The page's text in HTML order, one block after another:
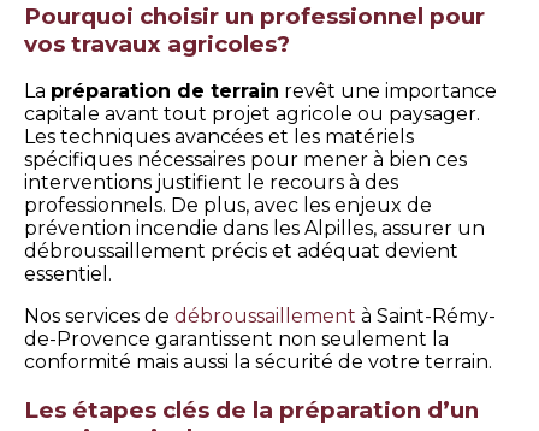
Pourquoi choisir un professionnel pour
vos travaux agricoles?
La préparation de terrain revêt une importance
capitale avant tout projet agricole ou paysager.
Les techniques avancées et les matériels
spécifiques nécessaires pour mener à bien ces
interventions justifient le recours à des
professionnels. De plus, avec les enjeux de
prévention incendie dans les Alpilles, assurer un
débroussaillement précis et adéquat devient
essentiel.
Nos services de débroussaillement à Saint-Rémy-
de-Provence garantissent non seulement la
conformité mais aussi la sécurité de votre terrain.
Les étapes clés de la préparation d’un